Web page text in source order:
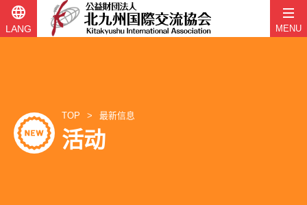
language
LANG MENU
TOP 最新信息
活动